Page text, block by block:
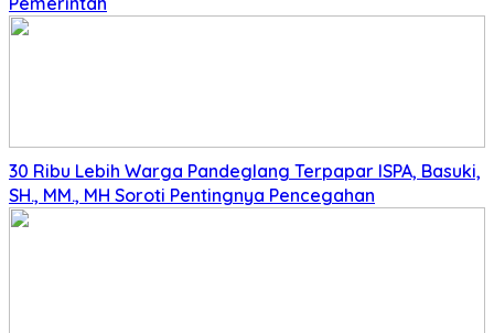
30 Ribu Lebih Warga Pandeglang Terpapar ISPA, Basuki,
SH., MM., MH Soroti Pentingnya Pencegahan